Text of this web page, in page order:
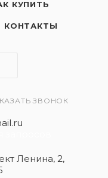
КУПИТЬ
КОНТАКТЫ
ЗВОНОК
Ленина, 2,